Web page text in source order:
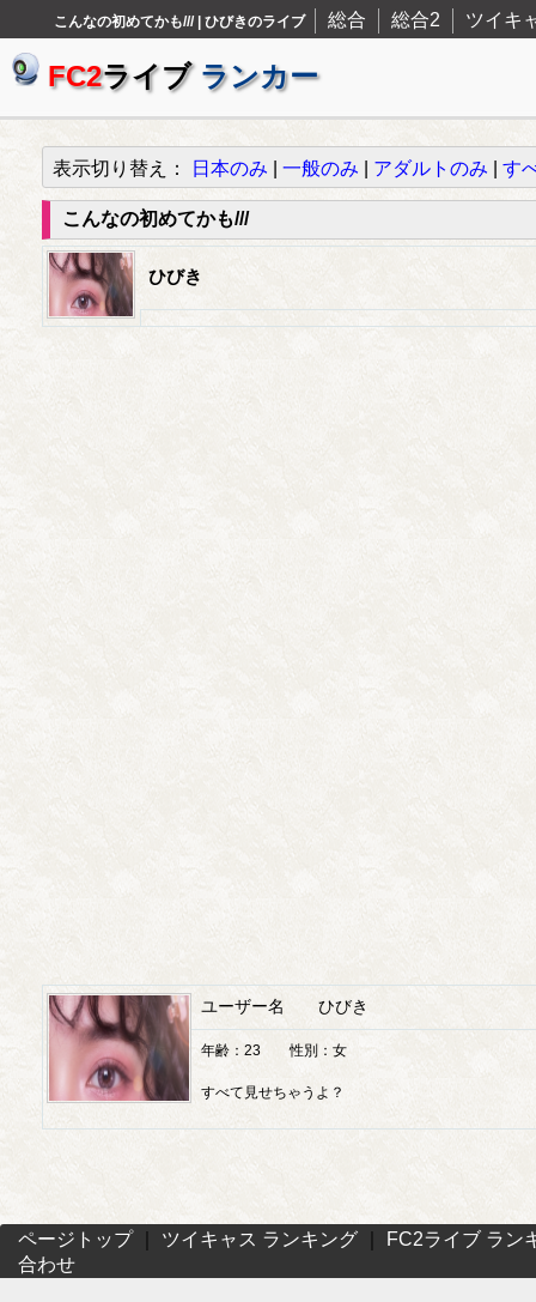
こんなの初めてかも/// | ひびきのライブ 総合 総合2 ツイキ
FC2ライブ ランカー
表示切り替え： 日本のみ 一般のみ アダルトのみ す
こんなの初めてかも///
ひびき
ユーザー名 ひびき
年齢：23 性別：女
すべて見せちゃうよ？
ページトップ｜ ツイキャス ランキング
FC2ライブ ラン
合わせ